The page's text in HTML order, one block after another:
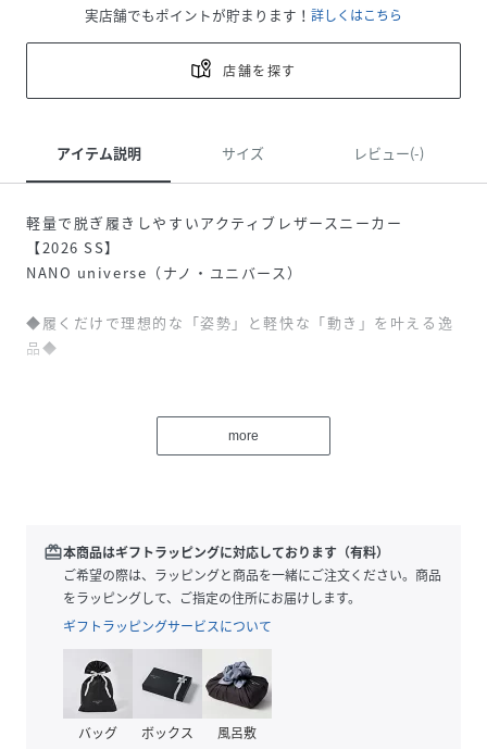
実店舗でもポイントが貯まります！ 詳しくはこちら
店舗を探す
アイテム説明 サイズ レビュー(-)
軽量で脱ぎ履きしやすいアクティブレザースニーカー
【2026 SS】
NANO universe（ナノ・ユニバース）
◆履くだけで理想的な「姿勢」と軽快な「動き」を叶える逸
品◆
た、ベロを持ち上げるだけで簡単に脱ぎ履きできるレザース
ニーカー。キレイめスタイルからカジュアルなシーンまで幅
・カジュアルにもキレイめにも合わせやすいシンプルなデザ
・紐先をチップに止めた脱ぎ履きのしやすい1足
・牛革を使用
・伸縮性のあるゴム紐で足にしっかりとフィット
・軽量のソールを使用した歩きやすい構造
more
redeem本商品はギフトラッピングに対応しております（有料）
ご希望の際は、ラッピングと商品を一緒にご注文ください。商品
をラッピングして、ご指定の住所にお届けします。
ギフトラッピングサービスについて
バッグ ボックス 風呂敷